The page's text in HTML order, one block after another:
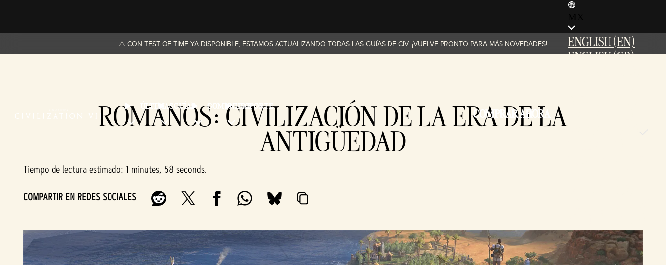
ÚLTIMAS GUÍAS COMUNIDADSOPORTE
COMPRAR AHORA
ENGLISH (EN)
ENGLISH (GB)
⚠️ CON TEST OF TIME YA DISPONIBLE, ESTAMOS ACTUALIZANDO TODAS LAS GUÍAS DE CIV. ¡VUELVE PRONTO PARA MÁS NOVEDADES!
ROMANOS: CIVILIZACIÓN DE LA ERA DE LA
ANTIGÜEDAD
Tiempo de lectura estimado 1 minutes, 58 seconds
COMPARTIR EN REDES SOCIALES